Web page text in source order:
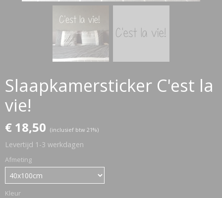
Slaapkamersticker C'est la
vie!
€ 18,50 (inclusief btw 21%)
Levertijd 1-3 werkdagen
Afmeting
Kleur